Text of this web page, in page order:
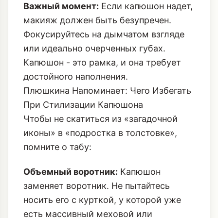
Важный момент: Если капюшон надет,
макияж должен быть безупречен.
Фокусируйтесь на дымчатом взгляде
или идеально очерченных губах.
Капюшон - это рамка, и она требует
достойного наполнения.
Плюшкина Напоминает: Чего Избегать
При Стилизации Капюшона
Чтобы не скатиться из «загадочной
иконы» в «подростка в толстовке»,
помните о табу:
Объемный воротник: Капюшон
заменяет воротник. Не пытайтесь
носить его с курткой, у которой уже
есть массивный меховой или